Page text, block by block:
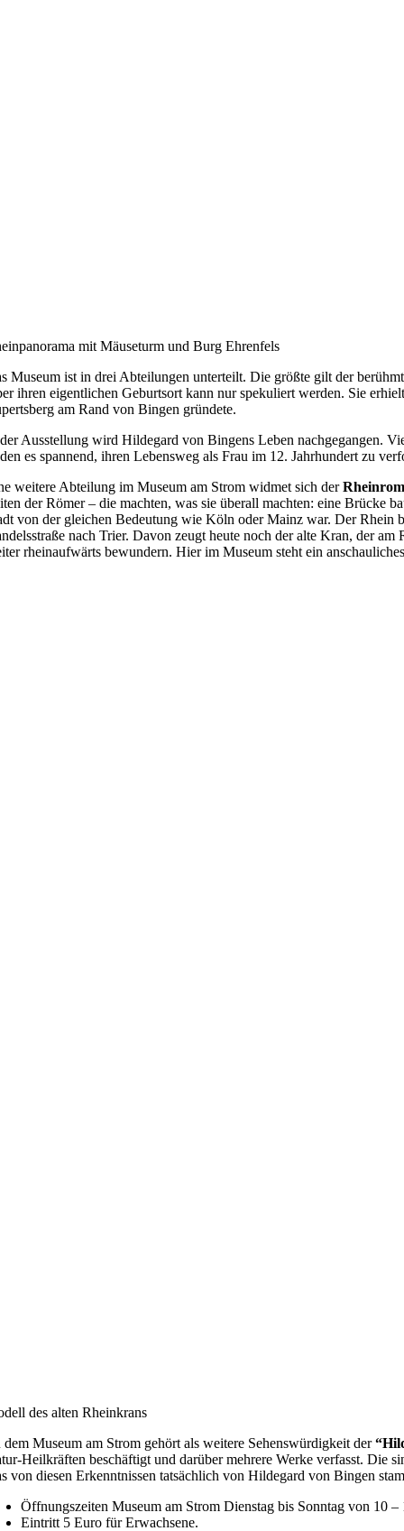
mit Mäuseturm und Burg Ehrenfels
Museum ist in drei Abteilungen unterteilt. Die größte gilt der
ihren eigentlichen Geburtsort kann nur spekuliert werden. Sie
am Rand von Bingen gründete.
Ausstellung wird Hildegard von Bingens Leben nachgegangen.
es spannend, ihren Lebensweg als Frau im 12. Jahrhundert zu
weitere Abteilung im Museum am Strom widmet sich der
der Römer – die machten, was sie überall machten: eine Brücke
von der gleichen Bedeutung wie Köln oder Mainz war. Der Rhein
nach Trier. Davon zeugt heute noch der alte Kran, der
rheinaufwärts bewundern. Hier im Museum steht ein
des alten Rheinkrans
dem Museum am Strom gehört als weitere Sehenswürdigkeit der
Heilkräften beschäftigt und darüber mehrere Werke verfasst. Die
von diesen Erkenntnissen tatsächlich von Hildegard von Bingen
Öffnungszeiten Museum am Strom Dienstag bis Sonntag von 10 –
Eintritt 5 Euro für Erwachsene.